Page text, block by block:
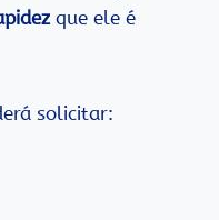
que ele é
solicitar: